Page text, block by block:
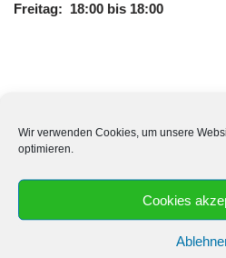
Wir verwenden Cookies, um unsere
optimieren.
Cookies
Freitag: 18:00 bis 18:00
geöffnet? Die Sankt Bonifatius
Sonntags zu den folgenden
Samstag: 8:30 bis 14:00
Sonntag: Geschlossen bis